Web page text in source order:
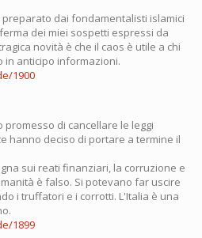
dai fondamentalisti islamici
dei miei sospetti espressi da
novità è che il caos è utile a chi
in anticipo informazioni.
1900
di cancellare le leggi
hanno deciso di portare a termine il
sui reati finanziari, la corruzione e
è falso. Si potevano far uscire
i truffatori e i corrotti. L'Italia è una
1899